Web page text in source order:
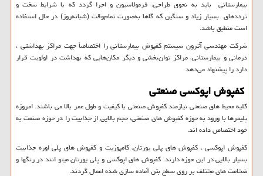
بیمارستانی باید به نحوی طراحی، فرمولاسیون و اجرا گردد که با شرایط سخت و
ترددهای بسیار زیاد و سنگین که گاها به‌صورت تمام‌وقت (شبانه‌روز) در حال استفاده
است منطبق باشد.
شرکت مهندسی آترون سیستم کفپوش بیمارستانی را اختصاصاً جهت مراکز بهداشتی ،
درمانی و بیمارستانی، مراکز توان‌بخشی و دیگر مکان‌هایی که بهداشت در اولویت قرار
دارد را پیشنهاد می‌دهد
کفپوش اپوکسی صنعتی
کلیه محیط های صنعتی نیازمند کفپوش صنعتی با کیفیت و طول عمر بالا می باشند. امروزه
پلیمرها با ورود به حوزه کفپوش های صنعتی، حجم بالایی از جذابیت را در حوزه صنعت به
خود اختصاص داده اند.
کفپوش اپوکسی ، کفپوش های پلی یورتان، کامپوزیت و کفپوش های پلی اوره جذابیت
بسیار بالایی در این حوزه دارند. کفپوش های اپوکسی و پلی یورتان میتو انند در رنگها و
ضخامت های مختلف بر روی سطح بتن آماده سازی شده اعمال گردند.